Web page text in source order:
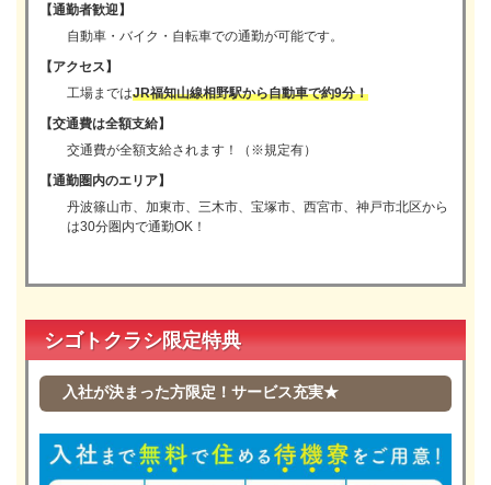
【通勤者歓迎】
自動車・バイク・自転車での通勤が可能です。
【アクセス】
工場まではJR福知山線相野駅から自動車で約9分！
【交通費は全額支給】
交通費が全額支給されます！（※規定有）
【通勤圏内のエリア】
丹波篠山市、加東市、三木市、宝塚市、西宮市、神戸市北区から
は30分圏内で通勤OK！
シゴトクラシ限定特典
入社が決まった方限定！サービス充実★